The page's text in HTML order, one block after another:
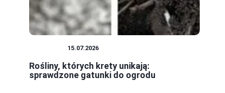
15.07.2026
Rośliny, których krety unikają:
sprawdzone gatunki do ogrodu